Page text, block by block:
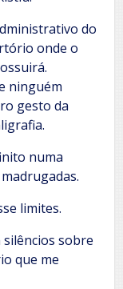
do
onde o
ninguém
gesto da
numa
limites.
sobre
que me